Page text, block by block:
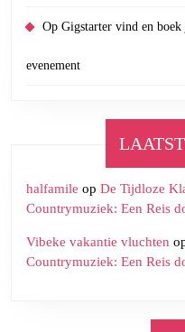
Op Gigstarter vind en
evenement
halfamile op De Tijdloze
Countrymuziek: Een Reis
Vibeke vakantie vluchten
Countrymuziek: Een Reis